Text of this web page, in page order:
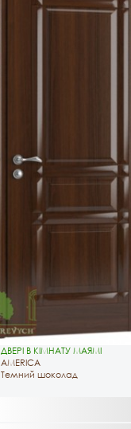
ДВЕРІ В КІМНАТУ МАЯМІ
AMERICA
Темний шоколад